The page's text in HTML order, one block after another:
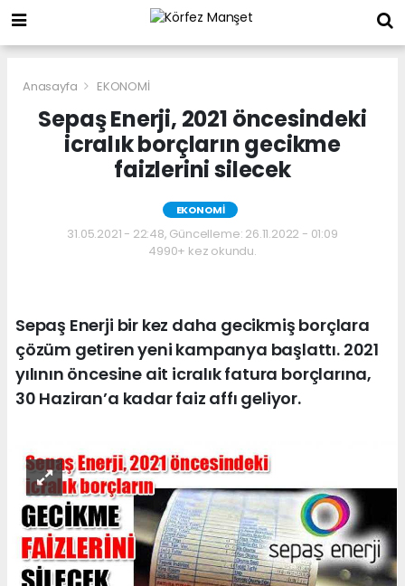
Anasayfa EKONOMİ
Sepaş Enerji, 2021 öncesindeki
icralık borçların gecikme
faizlerini silecek
EKONOMİ
31.05.2021 - 22:48, Güncelleme: 26.11.2022 - 01:09
4990+ kez okundu.
Sepaş Enerji bir kez daha gecikmiş borçlara
çözüm getiren yeni kampanya başlattı. 2021
yılının öncesine ait icralık fatura borçlarına,
30 Haziran’a kadar faiz affı geliyor.